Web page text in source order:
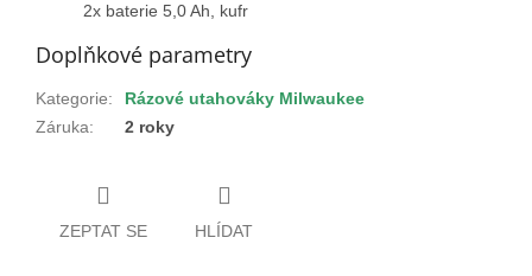
2x baterie 5,0 Ah, kufr
Doplňkové parametry
Kategorie:
Rázové utahováky Milwaukee
Záruka: 2 roky
ZEPTAT SE HLÍDAT